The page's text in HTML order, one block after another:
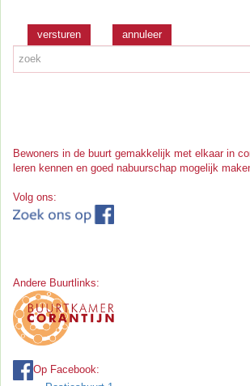
versturen
Bewoners in de buurt gemakkelijk met elkaar in
leren kennen en goed nabuurschap mogelijk
Volg ons:
Andere Buurtlinks:
Op Facebook: